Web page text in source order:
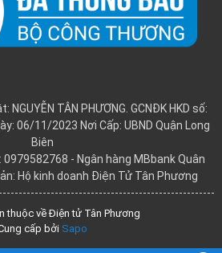
TÂN PHƯƠNG. GCNĐK HKD số:
06/11/2023 Nơi Cấp: UBND Quận Long
Biên
- Ngân hàng MBbank Quân
Hộ kinh doanh Điện Tử Tân Phương
thuộc về Điện tử Tân Phương
cấp bởi Sapo